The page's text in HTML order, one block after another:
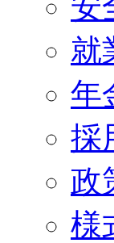
就
年
採
政
様